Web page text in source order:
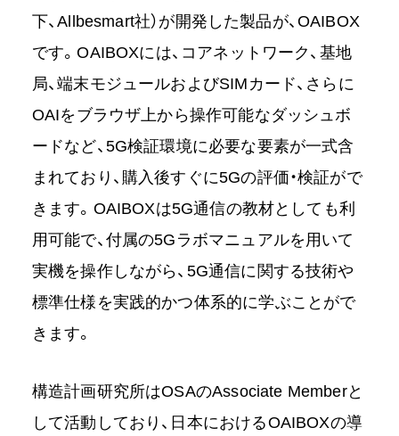
下、Allbesmart社）が開発した製品が、OAIBOX
です。OAIBOXには、コアネットワーク、基地
局、端末モジュールおよびSIMカード、さらに
OAIをブラウザ上から操作可能なダッシュボ
ードなど、5G検証環境に必要な要素が一式含
まれており、購入後すぐに5Gの評価・検証がで
きます。OAIBOXは5G通信の教材としても利
用可能で、付属の5Gラボマニュアルを用いて
実機を操作しながら、5G通信に関する技術や
標準仕様を実践的かつ体系的に学ぶことがで
きます。
構造計画研究所はOSAのAssociate Memberと
して活動しており、日本におけるOAIBOXの導